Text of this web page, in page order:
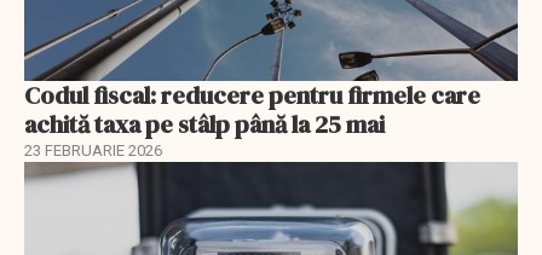
Codul fiscal: reducere pentru firmele care
achită taxa pe stâlp până la 25 mai
23 FEBRUARIE 2026